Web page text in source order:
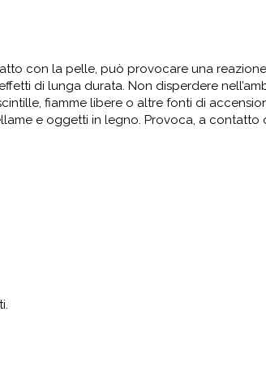
con la pelle, può provocare una
di lunga durata. Non disperdere
fiamme libere o altre fonti di
e oggetti in legno. Provoca, a contatto